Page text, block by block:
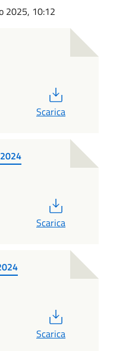
2025, 10:12
Scarica
Scarica
Scarica